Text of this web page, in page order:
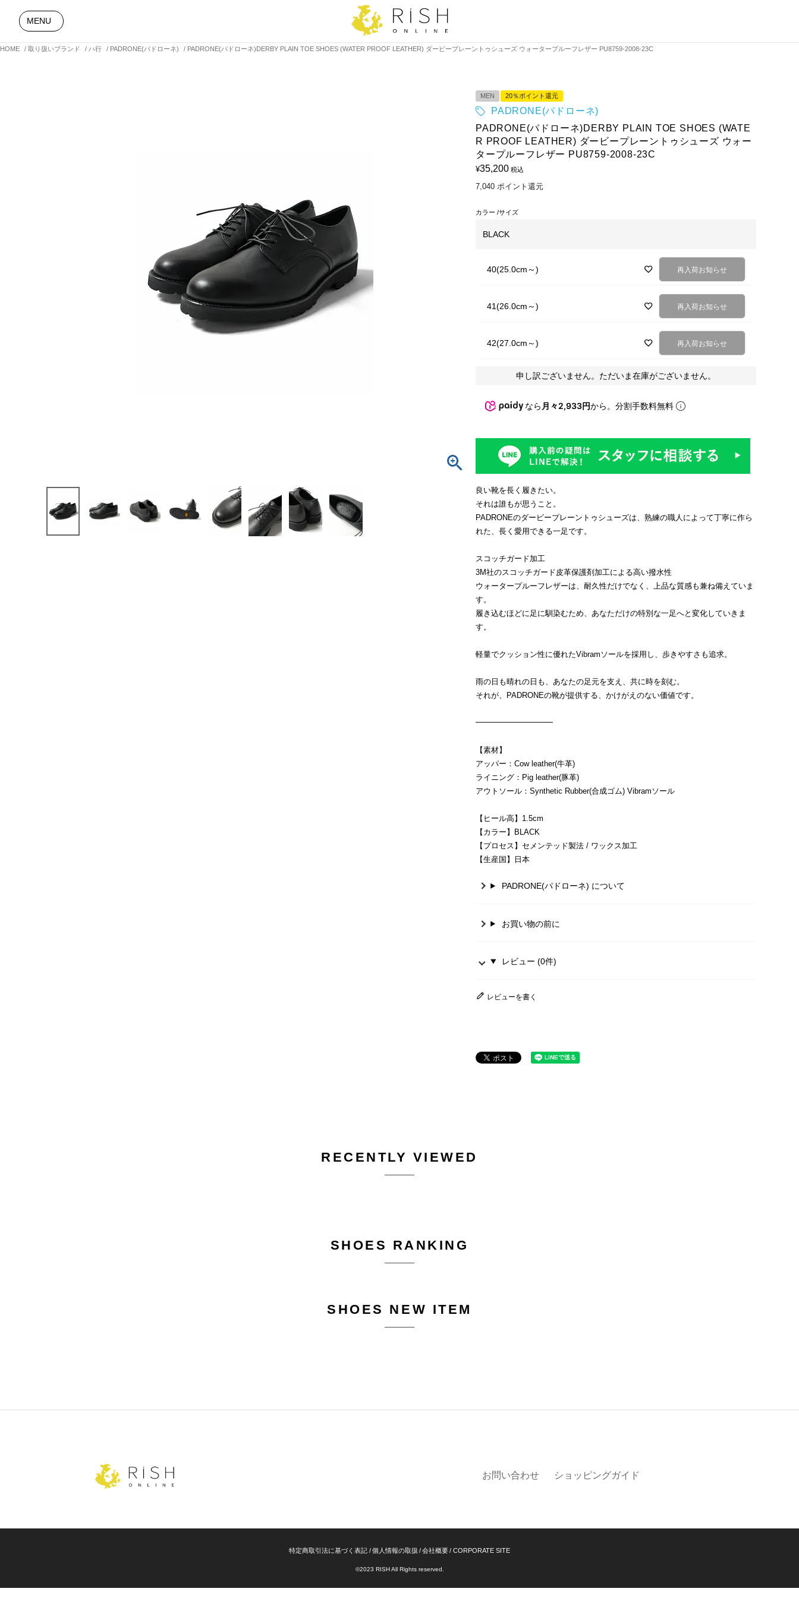
HOME 取り扱いブランド ハ行 PADRONE(パドローネ) PADRONE(パドローネ)DERBY PLAIN TOE SHOES (WATER PROOF LEATHER) ダービープレーントゥシューズ ウォータープルーフレザー PU8759-2008-23C
MENU
MEN 20％ポイント還元
PADRONE(パドローネ)
PADRONE(パドローネ)DERBY PLAIN TOE SHOES (WATE
R PROOF LEATHER) ダービープレーントゥシューズ ウォー
タープルーフレザー PU8759-2008-23C
¥35,200 税込
7,040 ポイント還元
カラー サイズ
BLACK
40(25.0cm～) 再入荷お知らせ
41(26.0cm～) 再入荷お知らせ
42(27.0cm～) 再入荷お知らせ
申し訳ございません。ただいま在庫がございません。
なら 月々2,933円から。分割手数料無料
良い靴を長く履きたい。
それは誰もが思うこと。
PADRONEのダービープレーントゥシューズは、熟練の職人によって丁寧に作ら
れた、長く愛用できる一足です。
スコッチガード加工
3M社のスコッチガード皮革保護剤加工による高い撥水性
ウォータープルーフレザーは、耐久性だけでなく、上品な質感も兼ね備えていま
す。
履き込むほどに足に馴染むため、あなただけの特別な一足へと変化していきま
す。
軽量でクッション性に優れたVibramソールを採用し、歩きやすさも追求。
雨の日も晴れの日も、あなたの足元を支え、共に時を刻む。
それが、PADRONEの靴が提供する、かけがえのない価値です。
━━━━━━━━━━
【素材】
アッパー：Cow leather(牛革)
ライニング：Pig leather(豚革)
アウトソール：Synthetic Rubber(合成ゴム) Vibramソール
【ヒール高】1.5cm
【カラー】BLACK
【プロセス】セメンテッド製法 / ワックス加工
【生産国】日本
PADRONE(パドローネ) について
お買い物の前に
レビュー (0件)
レビューを書く
RECENTLY VIEWED
SHOES RANKING
SHOES NEW ITEM
お問い合わせ ショッピングガイド
特定商取引法に基づく表記 個人情報の取扱 会社概要 CORPORATE SITE
©2023 RISH All Rights reserved.